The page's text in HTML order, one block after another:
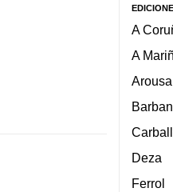
A
A
Arousa
Deza
Ferrol